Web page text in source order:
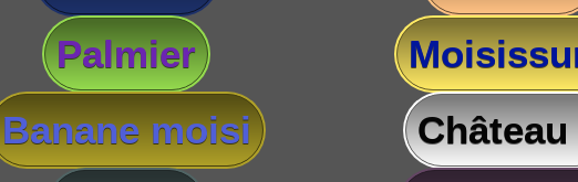
Palmier
Banane moisi
Château